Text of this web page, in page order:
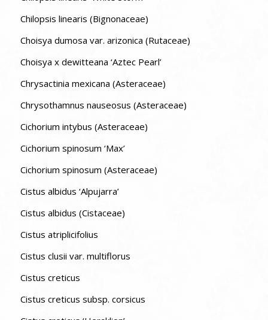
Chilopsis linearis (Bignonaceae)
Choisya dumosa var. arizonica (Rutaceae)
Choisya x dewitteana ‘Aztec Pearl’
Chrysactinia mexicana (Asteraceae)
Chrysothamnus nauseosus (Asteraceae)
Cichorium intybus (Asteraceae)
Cichorium spinosum ‘Max’
Cichorium spinosum (Asteraceae)
Cistus albidus ‘Alpujarra’
Cistus albidus (Cistaceae)
Cistus atriplicifolius
Cistus clusii var. multiflorus
Cistus creticus
Cistus creticus subsp. corsicus